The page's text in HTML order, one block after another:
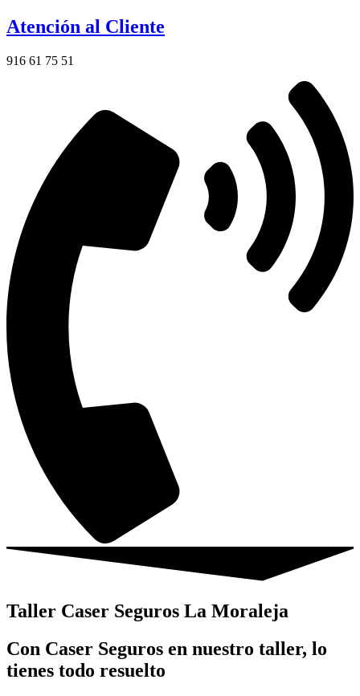
Atención al Cliente
916 61 75 51
Taller Caser Seguros La Moraleja
Con Caser Seguros en nuestro taller, lo
tienes todo resuelto